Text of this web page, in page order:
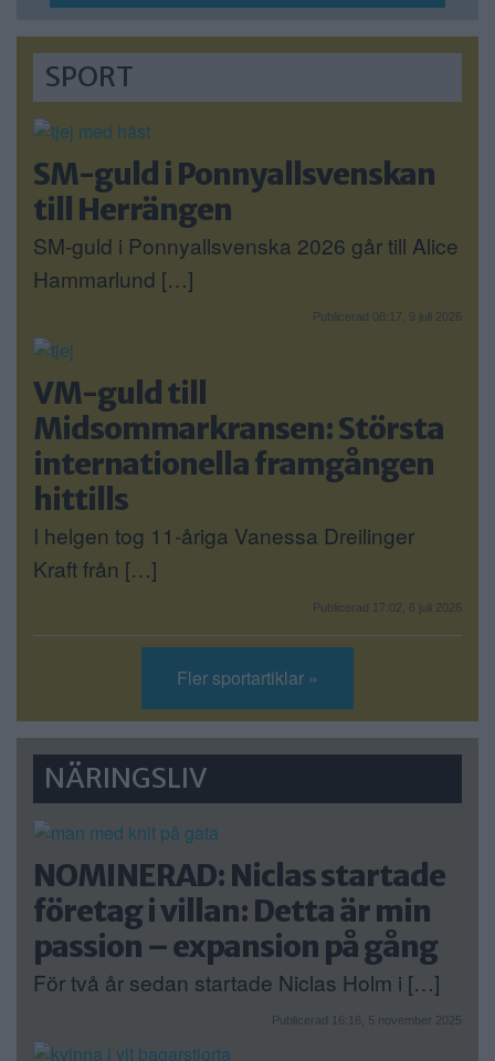
SPORT
SM-guld i Ponnyallsvenskan
till Herrängen
SM-guld i Ponnyallsvenska 2026 går till Alice
Hammarlund […]
Publicerad 08:17, 9 juli 2026
VM-guld till
Midsommarkransen: Största
internationella framgången
hittills
I helgen tog 11-åriga Vanessa Dreilinger
Kraft från […]
Publicerad 17:02, 6 juli 2026
Fler sportartiklar »
NÄRINGSLIV
NOMINERAD: Niclas startade
företag i villan: Detta är min
passion – expansion på gång
För två år sedan startade Niclas Holm i […]
Publicerad 16:16, 5 november 2025